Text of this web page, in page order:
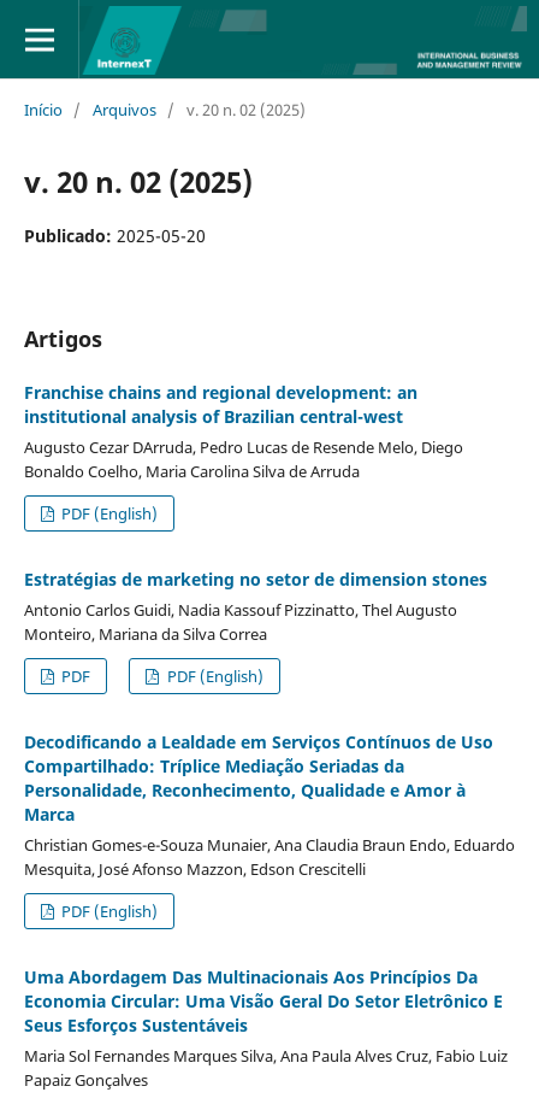
Início / Arquivos / v. 20 n. 02 (2025)
v. 20 n. 02 (2025)
Publicado: 2025-05-20
Artigos
Franchise chains and regional development: an
institutional analysis of Brazilian central-west
Augusto Cezar DArruda, Pedro Lucas de Resende Melo, Diego
Bonaldo Coelho, Maria Carolina Silva de Arruda
PDF (English)
Estratégias de marketing no setor de dimension stones
Antonio Carlos Guidi, Nadia Kassouf Pizzinatto, Thel Augusto
Monteiro, Mariana da Silva Correa
PDF
PDF (English)
Decodificando a Lealdade em Serviços Contínuos de Uso
Compartilhado: Tríplice Mediação Seriadas da
Personalidade, Reconhecimento, Qualidade e Amor à
Marca
Christian Gomes-e-Souza Munaier, Ana Claudia Braun Endo, Eduardo
Mesquita, José Afonso Mazzon, Edson Crescitelli
PDF (English)
Uma Abordagem Das Multinacionais Aos Princípios Da
Economia Circular: Uma Visão Geral Do Setor Eletrônico E
Seus Esforços Sustentáveis
Maria Sol Fernandes Marques Silva, Ana Paula Alves Cruz, Fabio Luiz
Papaiz Gonçalves